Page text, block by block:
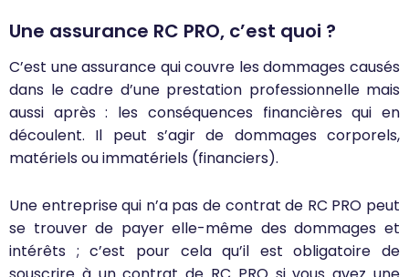
Une assurance RC PRO, c’est quoi ?
C’est une assurance qui couvre les dommages causés
dans le cadre d’une prestation professionnelle mais
aussi après : les conséquences financières qui en
découlent. Il peut s’agir de dommages corporels,
matériels ou immatériels (financiers).
Une entreprise qui n’a pas de contrat de RC PRO peut
se trouver de payer elle-même des dommages et
intérêts ; c’est pour cela qu’il est obligatoire de